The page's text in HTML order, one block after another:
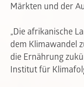
Märkten und der
„Die afrikanische
dem Klimawandel
die Ernährung
Institut für